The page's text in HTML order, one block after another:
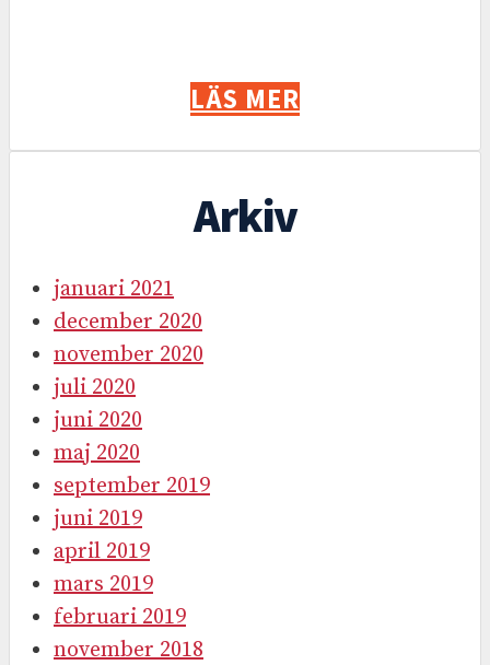
LÄS MER
Arkiv
januari 2021
december 2020
november 2020
juli 2020
juni 2020
maj 2020
september 2019
juni 2019
april 2019
mars 2019
februari 2019
november 2018